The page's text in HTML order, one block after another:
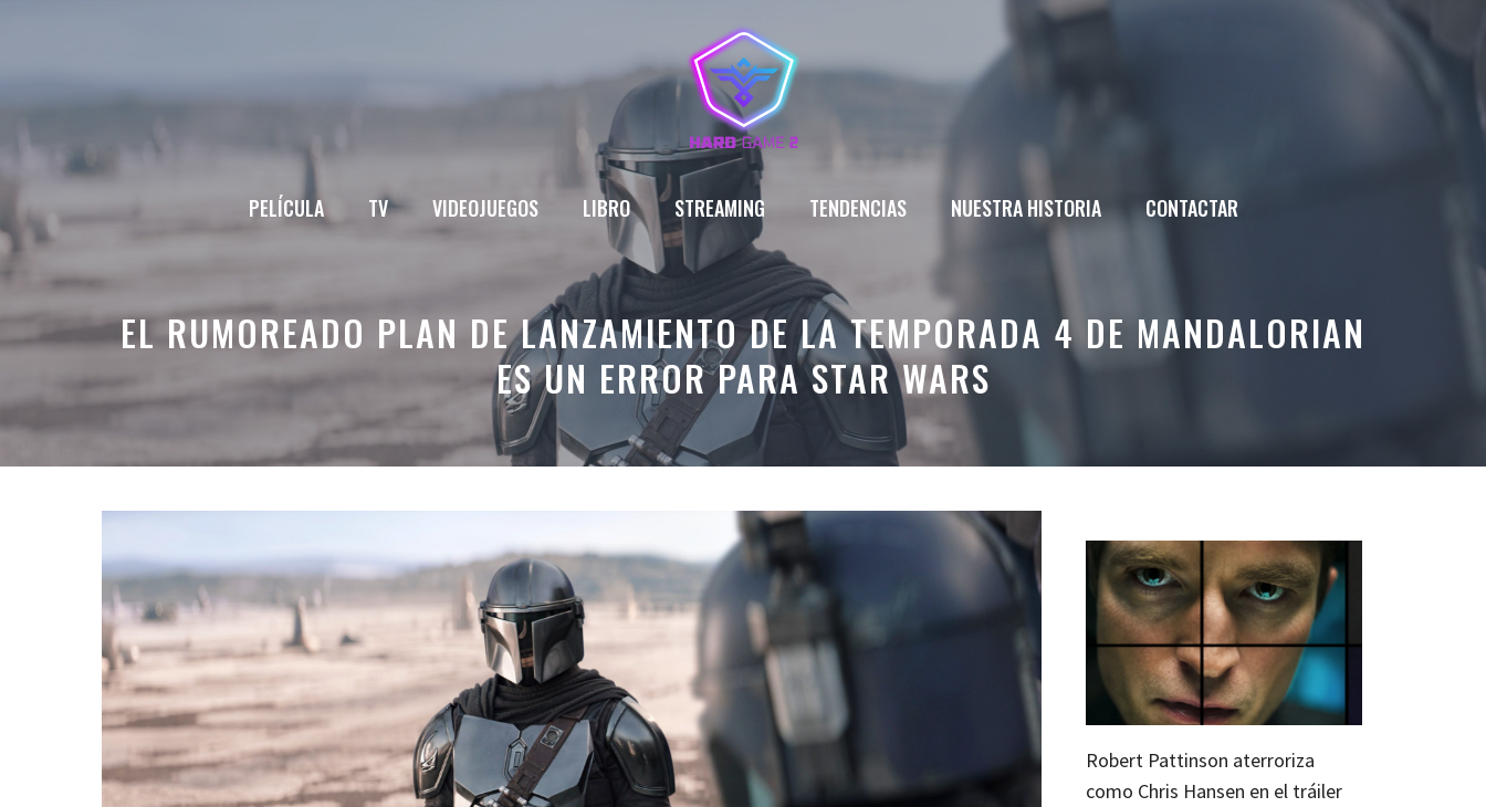
PELÍCULA TV VIDEOJUEGOS LIBRO STREAMING TENDENCIAS NUESTRA HISTORIA CONTACTAR
EL RUMOREADO PLAN DE LANZAMIENTO DE LA TEMPORADA 4 DE MANDALORIAN
ES UN ERROR PARA STAR WARS
Robert Pattinson aterroriza
como Chris Hansen en el tráiler